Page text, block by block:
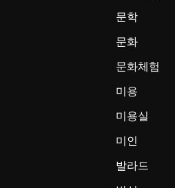
문학
문화
문화체험
미용
미용실
미인
발라드